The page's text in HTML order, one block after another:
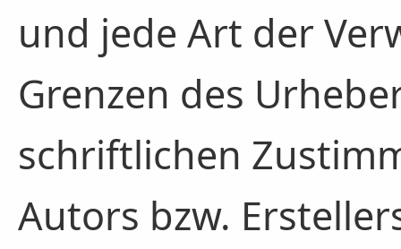
und jede Art der
Grenzen des
schriftlichen
Autors bzw.